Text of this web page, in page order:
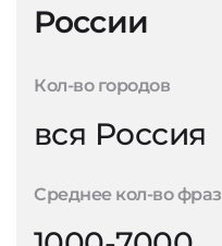
России
Кол-во городов
вся Россия
Среднее кол-во фраз